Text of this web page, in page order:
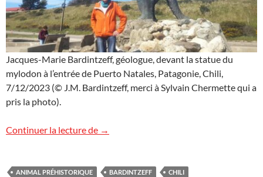
Jacques-Marie Bardintzeff, géologue, devant la statue du
mylodon à l’entrée de Puerto Natales, Patagonie, Chili,
7/12/2023 (© J.M. Bardintzeff, merci à Sylvain Chermette qui a
pris la photo).
Continuer la lecture de Le mylodon, un animal préhistorique au
→
ANIMAL PRÉHISTORIQUE BARDINTZEFF
CHILI